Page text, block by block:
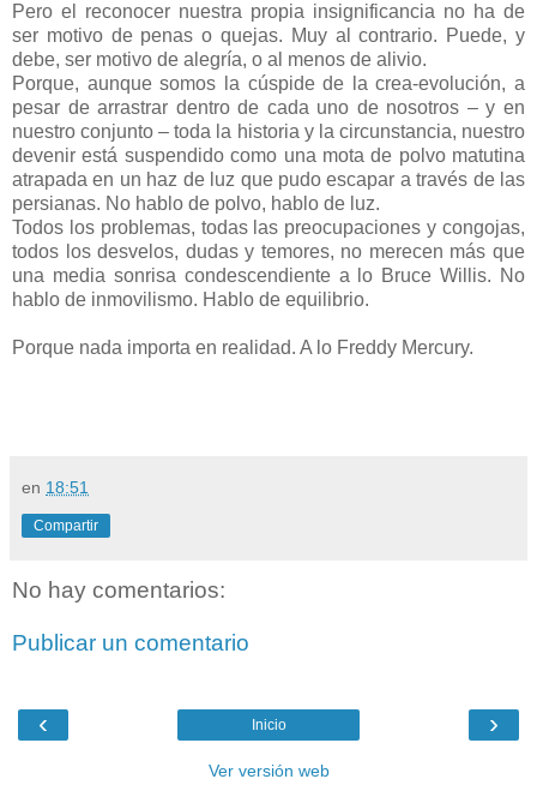
Pero el reconocer nuestra propia insignificancia no ha de
ser motivo de penas o quejas. Muy al contrario. Puede, y
debe, ser motivo de alegría, o al menos de alivio.
Porque, aunque somos la cúspide de la crea-evolución, a
pesar de arrastrar dentro de cada uno de nosotros – y en
nuestro conjunto – toda la historia y la circunstancia, nuestro
devenir está suspendido como una mota de polvo matutina
atrapada en un haz de luz que pudo escapar a través de las
persianas. No hablo de polvo, hablo de luz.
Todos los problemas, todas las preocupaciones y congojas,
todos los desvelos, dudas y temores, no merecen más que
una media sonrisa condescendiente a lo Bruce Willis. No
hablo de inmovilismo. Hablo de equilibrio.
Porque nada importa en realidad. A lo Freddy Mercury.
en 18:51
Compartir
No hay comentarios:
Publicar un comentario
‹ ›
Inicio
Ver versión web